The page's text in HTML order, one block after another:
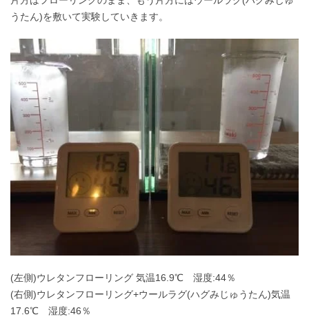
うたん)を敷いて実験していきます。
(左側)ウレタンフローリング 気温16.9℃ 湿度:44％
(右側)ウレタンフローリング+ウールラグ(ハグみじゅうたん)気温
17.6℃ 湿度:46％